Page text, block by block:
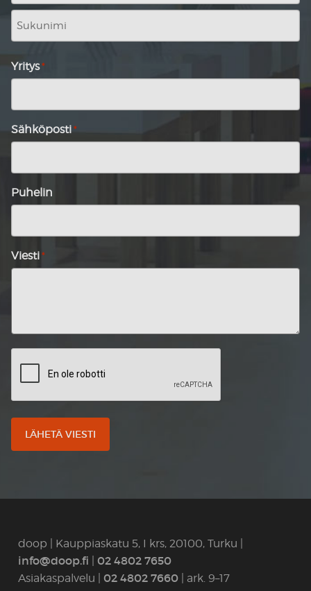
Nimi
Yritys *
Sähköposti *
Puhelin
Viesti *
doop | Kauppiaskatu 5, I krs, 20100, Turku |
info@doop.fi 02 4802 7650
Asiakaspalvelu | 02 4802 7660 | ark. 9–17